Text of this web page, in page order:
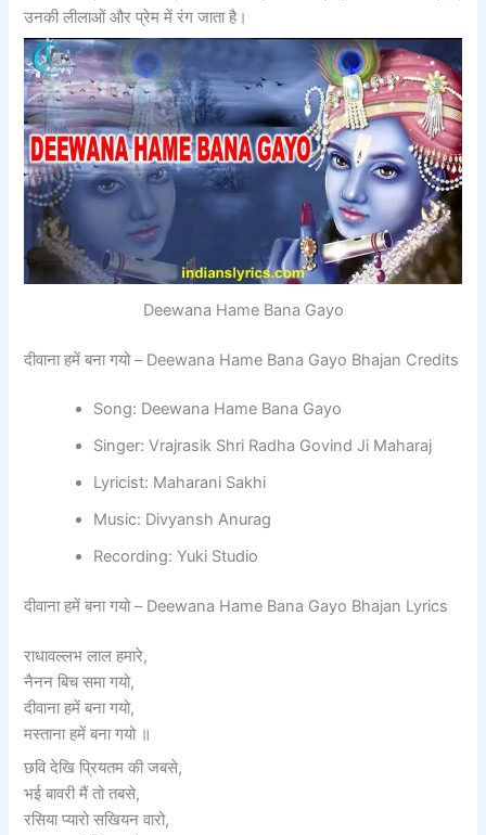
उनकी लीलाओं और प्रेम में रंग जाता है।
Deewana Hame Bana Gayo
दीवाना हमें बना गयो – Deewana Hame Bana Gayo Bhajan Credits
Song: Deewana Hame Bana Gayo
Singer: Vrajrasik Shri Radha Govind Ji Maharaj
Lyricist: Maharani Sakhi
Music: Divyansh Anurag
Recording: Yuki Studio
दीवाना हमें बना गयो – Deewana Hame Bana Gayo Bhajan Lyrics
राधावल्लभ लाल हमारे,
नैनन बिच समा गयो,
दीवाना हमें बना गयो,
मस्ताना हमें बना गयो ॥
छवि देखि प्रियतम की जबसे,
भई बावरी मैं तो तबसे,
रसिया प्यारो सखियन वारो,